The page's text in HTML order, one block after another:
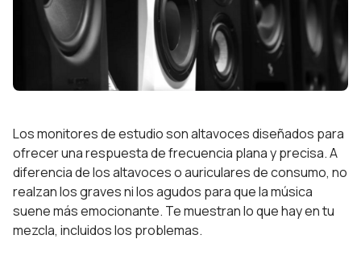
Los monitores de estudio son altavoces diseñados para
ofrecer una respuesta de frecuencia plana y precisa. A
diferencia de los altavoces o auriculares de consumo, no
realzan los graves ni los agudos para que la música
suene más emocionante. Te muestran lo que hay en tu
mezcla, incluidos los problemas.